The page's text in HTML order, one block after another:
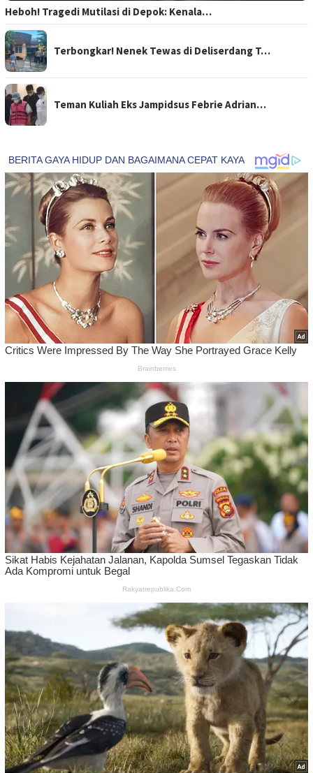
Heboh! Tragedi Mutilasi di Depok: Kenala…
Terbongkar! Nenek Tewas di Deliserdang T…
Teman Kuliah Eks Jampidsus Febrie Adrian…